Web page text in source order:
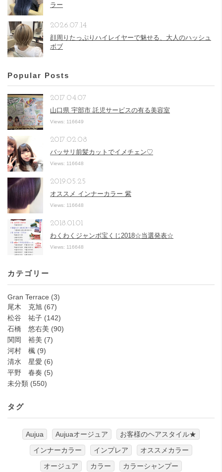
ラー
顔周りたっぷりハイレイヤーで魅せる、大人のハッシュ
ボブ
2026.07.14
Popular Posts
山口県 宇部市 託児サービスの有る美容室
2017.04.07
Views: 116649
バッサリ前髪カットでイメチェン♡
2017.02.08
Views: 116648
オススメ インナーカラー 紫
2019.05.25
Views: 116648
わくわくジャンボ宝くじ2018☆当選発表☆
2018.01.01
Views: 116648
カテゴリー
Gran Terrace (3)
尾木 克旭 (67)
松谷 祐子 (142)
石橋 悠右美 (90)
関岡 裕美 (7)
河村 楓 (9)
清水 星愛 (6)
平野 春奏 (5)
未分類 (550)
タグ
Aujua Aujuaオージュア
お客様のヘアスタイル★
インナーカラー
インプレア
オススメカラー
オージュア
カラー
カラーシャンプー